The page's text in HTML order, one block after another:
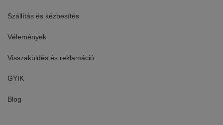
Szállítás és kézbesítés
Vélemények
Visszaküldés és reklamáció
GYIK
Blog